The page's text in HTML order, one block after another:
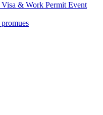
& Work Permit Event